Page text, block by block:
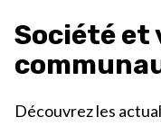
Société et
Découvrez les